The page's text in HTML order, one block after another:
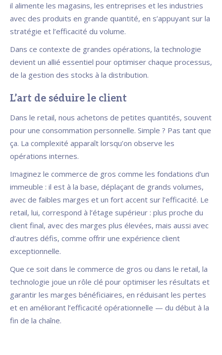
il alimente les magasins, les entreprises et les industries
avec des produits en grande quantité, en s’appuyant sur la
stratégie et l’efficacité du volume.
Dans ce contexte de grandes opérations, la technologie
devient un allié essentiel pour optimiser chaque processus,
de la gestion des stocks à la distribution.
L’art de séduire le client
Dans le retail, nous achetons de petites quantités, souvent
pour une consommation personnelle. Simple ? Pas tant que
ça. La complexité apparaît lorsqu’on observe les
opérations internes.
Imaginez le commerce de gros comme les fondations d’un
immeuble : il est à la base, déplaçant de grands volumes,
avec de faibles marges et un fort accent sur l’efficacité. Le
retail, lui, correspond à l’étage supérieur : plus proche du
client final, avec des marges plus élevées, mais aussi avec
d’autres défis, comme offrir une expérience client
exceptionnelle.
Que ce soit dans le commerce de gros ou dans le retail, la
technologie joue un rôle clé pour optimiser les résultats et
garantir les marges bénéficiaires, en réduisant les pertes
et en améliorant l’efficacité opérationnelle — du début à la
fin de la chaîne.